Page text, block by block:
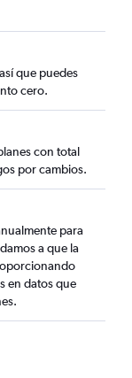
que puedes
cero.
con total
por cambios.
para
a que la
en datos que